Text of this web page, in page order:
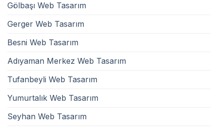
Gölbaşı Web Tasarım
Gerger Web Tasarım
Besni Web Tasarım
Adıyaman Merkez Web Tasarım
Tufanbeyli Web Tasarım
Yumurtalık Web Tasarım
Seyhan Web Tasarım